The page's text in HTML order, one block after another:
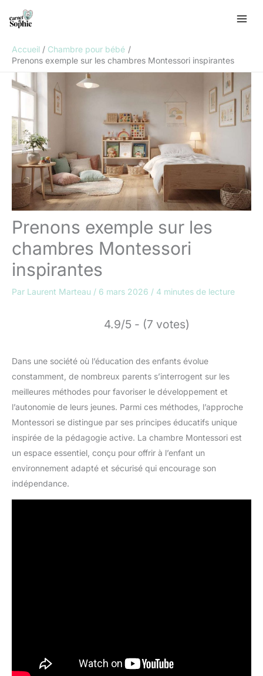
Accueil
Chambre pour bébé
Prenons exemple sur les chambres Montessori inspirantes
Prenons exemple sur les
chambres Montessori
inspirantes
Par Laurent Marteau / 6 mars 2026 / 4 minutes de lecture
4.9/5 - (7 votes)
Dans une société où l’éducation des enfants évolue
constamment, de nombreux parents s’interrogent sur les
meilleures méthodes pour favoriser le développement et
l’autonomie de leurs jeunes. Parmi ces méthodes, l’approche
Montessori se distingue par ses principes éducatifs unique
inspirée de la pédagogie active. La chambre Montessori est
un espace essentiel, conçu pour offrir à l’enfant un
environnement adapté et sécurisé qui encourage son
indépendance.
e
h
e
r
h
e
r